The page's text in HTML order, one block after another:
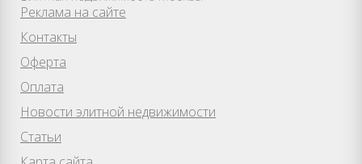
Реклама на сайте
Контакты
Оферта
Оплата
Новости элитной недвижимости
Статьи